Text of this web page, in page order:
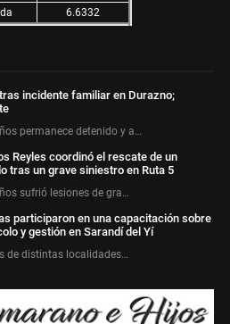
6.6332
incidente familiar en Durazno;
permanece detenido y a…
Reyles coordinó el rescate de un
tras un grave siniestro en Ruta 5
sufrió lesiones de gra…
participaron en una capacitación sobre
y gestión en Sarandí del Yí
de distintas localidades…